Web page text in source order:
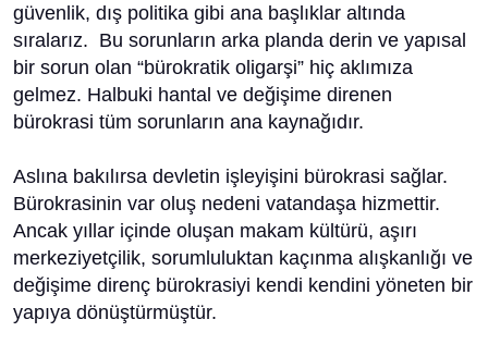
güvenlik, dış politika gibi ana başlıklar altında
sıralarız. Bu sorunların arka planda derin ve yapısal
bir sorun olan “bürokratik oligarşi” hiç aklımıza
gelmez. Halbuki hantal ve değişime direnen
bürokrasi tüm sorunların ana kaynağıdır.
Aslına bakılırsa devletin işleyişini bürokrasi sağlar.
Bürokrasinin var oluş nedeni vatandaşa hizmettir.
Ancak yıllar içinde oluşan makam kültürü, aşırı
merkeziyetçilik, sorumluluktan kaçınma alışkanlığı ve
değişime direnç bürokrasiyi kendi kendini yöneten bir
yapıya dönüştürmüştür.